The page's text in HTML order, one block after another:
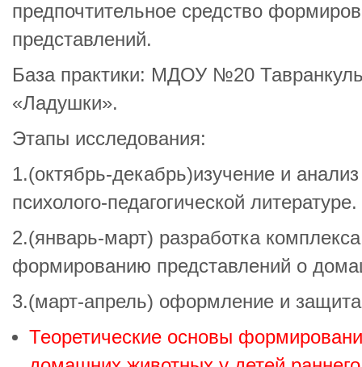
предпочтительное средство
представлений.
База практики: МДОУ №20
«Ладушки».
Этапы исследования:
1.(октябрь-декабрь)изучение и
психолого-педагогической литературе.
2.(январь-март) разработка
формированию представлений о
3.(март-апрель) оформление и
Теоретические основы